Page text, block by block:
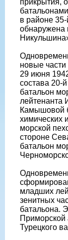
прикрытия,
в районе
обнаружена
новые
29 июня
состава 20-
батальон
лейтенанта
Камышовой
химических
морской
стороне
батальон
младших
зенитных
батальона.
Приморской
Турецкого